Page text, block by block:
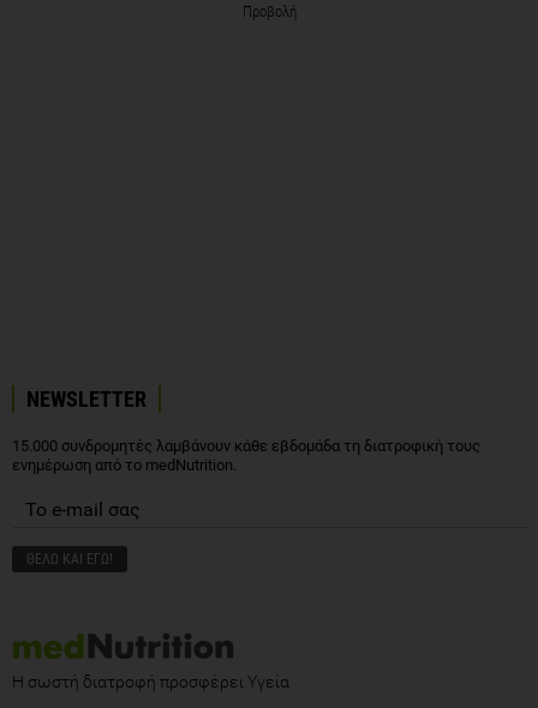
Προβολή
NEWSLETTER
15.000 συνδρομητές λαμβάνουν κάθε εβδομάδα τη διατροφική τους
ενημέρωση από το medNutrition.
Η σωστή διατροφή προσφέρει Υγεία